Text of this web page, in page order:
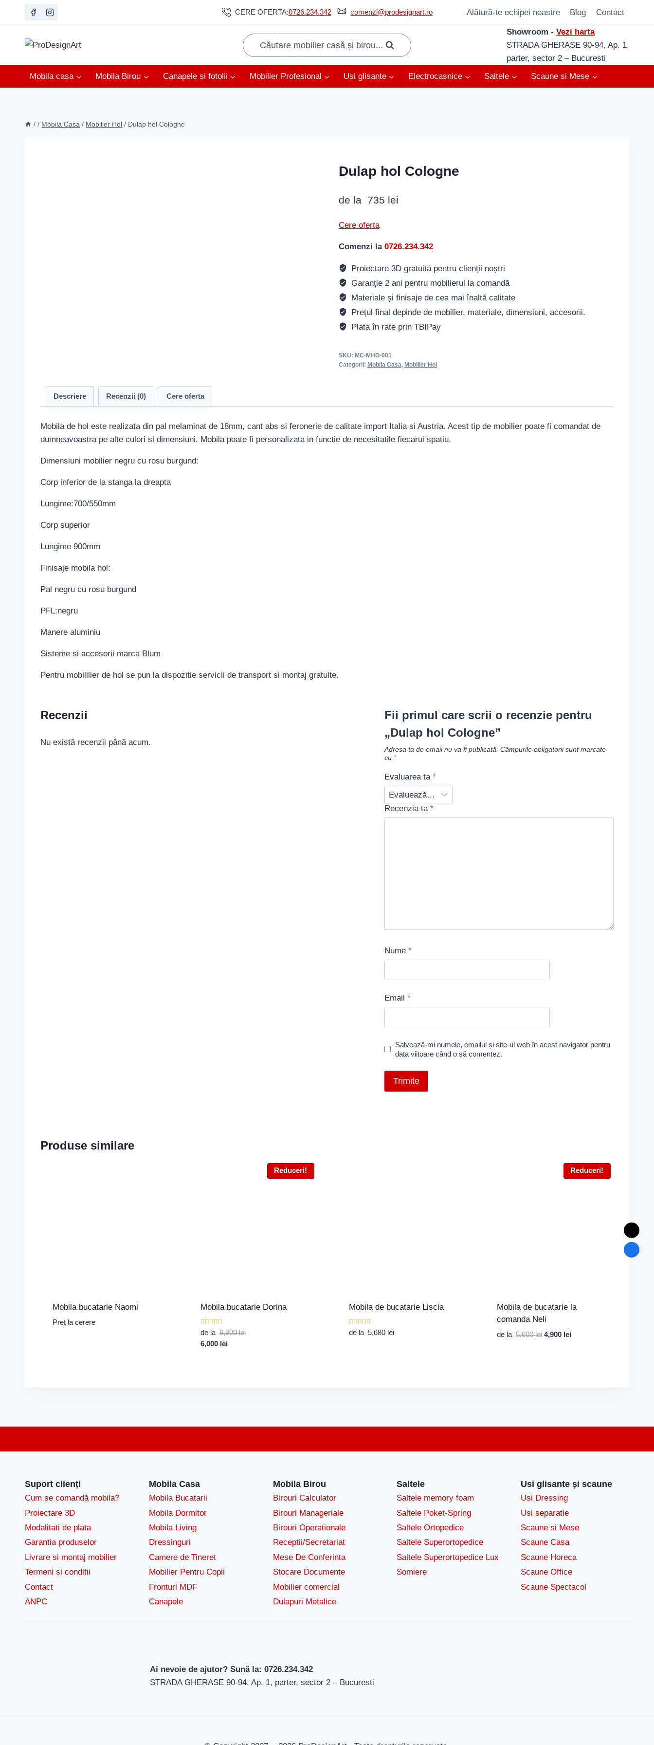
CERE OFERTA:0726.234.342 comenzi@prodesignart.ro Alătură-te echipei noastre Blog Contact
Căutare mobilier casă și birou...
Showroom - Vezi harta
STRADA GHERASE 90-94, Ap. 1,
parter, sector 2 – Bucuresti
Mobila casa
Mobila Birou Canapele si fotolii Mobilier Profesional Usi glisante Electrocasnice Saltele Scaune si Mese
/ / Mobila Casa / Mobilier Hol / Dulap hol Cologne
Dulap hol Cologne
de la 735 lei
Cere oferta
Comenzi la 0726.234.342
Proiectare 3D gratuită pentru clienții noștri
Garanție 2 ani pentru mobilierul la comandă
Materiale și finisaje de cea mai înaltă calitate
Prețul final depinde de mobilier, materiale, dimensiuni, accesorii.
Plata în rate prin TBIPay
SKU: MC-MHO-001
Categorii: Mobila Casa, Mobilier Hol
Descriere Recenzii (0) Cere oferta
Mobila de hol este realizata din pal melaminat de 18mm, cant abs si feronerie de calitate import Italia si Austria. Acest tip de mobilier poate fi comandat de
dumneavoastra pe alte culori si dimensiuni. Mobila poate fi personalizata in functie de necesitatile fiecarui spatiu.
Dimensiuni mobilier negru cu rosu burgund:
Corp inferior de la stanga la dreapta
Lungime:700/550mm
Corp superior
Lungime 900mm
Finisaje mobila hol:
Pal negru cu rosu burgund
PFL:negru
Manere aluminiu
Sisteme si accesorii marca Blum
Pentru mobililier de hol se pun la dispozitie servicii de transport si montaj gratuite.
Recenzii
Nu există recenzii până acum.
Fii primul care scrii o recenzie pentru
„Dulap hol Cologne”
Adresa ta de email nu va fi publicată. Câmpurile obligatorii sunt marcate
cu *
Evaluarea ta *
Recenzia ta *
Nume *
Email *
Salvează-mi numele, emailul și site-ul web în acest navigator pentru
data viitoare când o să comentez.
Produse similare
Mobila bucatarie Naomi
Preț la cerere
Reduceri!
Mobila bucatarie Dorina
Evaluat la
5.00
din 5
de la 6,900leiPrețul
6,000 lei
Mobila de bucatarie Liscia
Evaluat la
de la 5,680 lei
Reduceri!
Mobila de bucatarie la
comanda Neli
de la 5,600lei Prețul
4,900 lei
Suport clienți
Cum se comandă mobila?
Proiectare 3D
Modalitati de plata
Garantia produselor
Livrare si montaj mobilier
Termeni si conditii
Contact
ANPC
Mobila Casa
Mobila Bucatarii
Mobila Dormitor
Mobila Living
Dressinguri
Camere de Tineret
Mobilier Pentru Copii
Fronturi MDF
Canapele
Mobila Birou
Birouri Calculator
Birouri Manageriale
Birouri Operationale
Receptii/Secretariat
Mese De Conferinta
Stocare Documente
Mobilier comercial
Dulapuri Metalice
Saltele
Saltele memory foam
Saltele Poket-Spring
Saltele Ortopedice
Saltele Superortopedice
Saltele Superortopedice Lux
Somiere
Usi glisante și scaune
Usi Dressing
Usi separatie
Scaune si Mese
Scaune Casa
Scaune Horeca
Scaune Office
Scaune Spectacol
Ai nevoie de ajutor? Sună la: 0726.234.342
STRADA GHERASE 90-94, Ap. 1, parter, sector 2 – Bucuresti